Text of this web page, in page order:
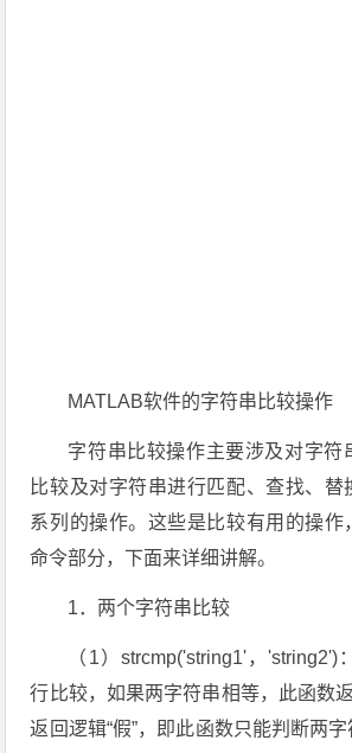
MATLAB软件的字符串比较操作
字符串比较操作主要涉及对字符
比较及对字符串进行匹配、查找、替
系列的操作。这些是比较有用的操作
命令部分，下面来详细讲解。
1．两个字符串比较
（1）strcmp('string1'，
行比较，如果两字符串相等，此函数返
返回逻辑“假”，即此函数只能判断两